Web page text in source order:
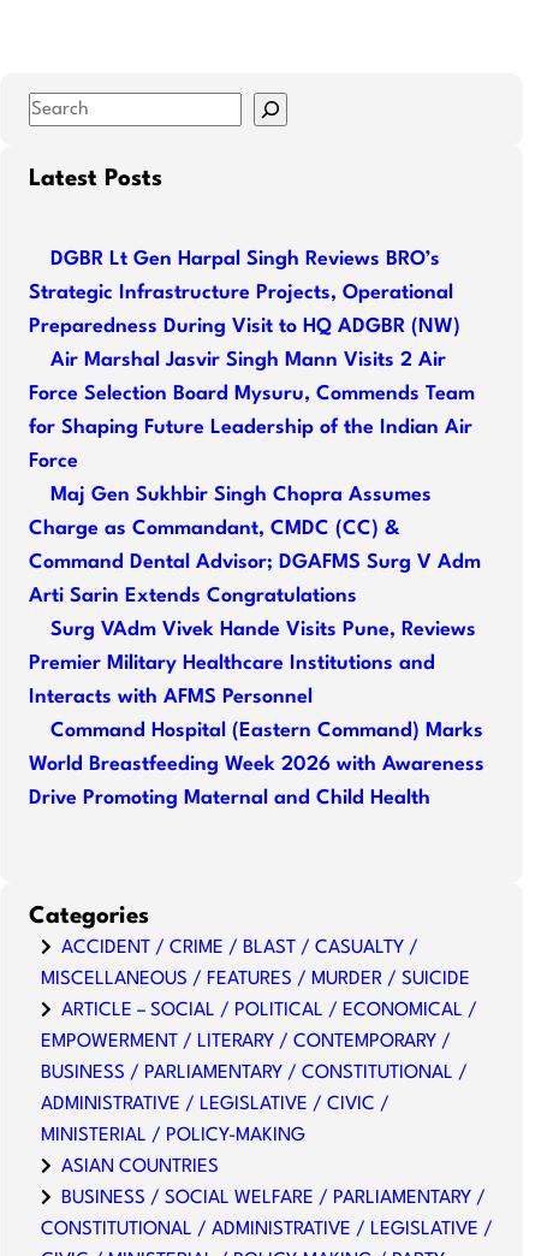
S
aLatest Posts
DGBR Lt Gen Harpal Singh Reviews BRO’s
Strategic Infrastructure Projects, Operational
Preparedness During Visit to HQ ADGBR (NW)
Air Marshal Jasvir Singh Mann Visits 2 Air
Force Selection Board Mysuru, Commends Team
for Shaping Future Leadership of the Indian Air
Force
Maj Gen Sukhbir Singh Chopra Assumes
Charge as Commandant, CMDC (CC) &
Command Dental Advisor; DGAFMS Surg V Adm
Arti Sarin Extends Congratulations
Surg VAdm Vivek Hande Visits Pune, Reviews
Premier Military Healthcare Institutions and
Interacts with AFMS Personnel
Command Hospital (Eastern Command) Marks
World Breastfeeding Week 2026 with Awareness
Drive Promoting Maternal and Child Health
Categories
ACCIDENT / CRIME / BLAST / CASUALTY /
MISCELLANEOUS / FEATURES / MURDER / SUICIDE
ARTICLE – SOCIAL / POLITICAL / ECONOMICAL /
EMPOWERMENT / LITERARY / CONTEMPORARY /
BUSINESS / PARLIAMENTARY / CONSTITUTIONAL /
ADMINISTRATIVE / LEGISLATIVE / CIVIC /
MINISTERIAL / POLICY-MAKING
ASIAN COUNTRIES
BUSINESS / SOCIAL WELFARE / PARLIAMENTARY /
CONSTITUTIONAL / ADMINISTRATIVE / LEGISLATIVE /